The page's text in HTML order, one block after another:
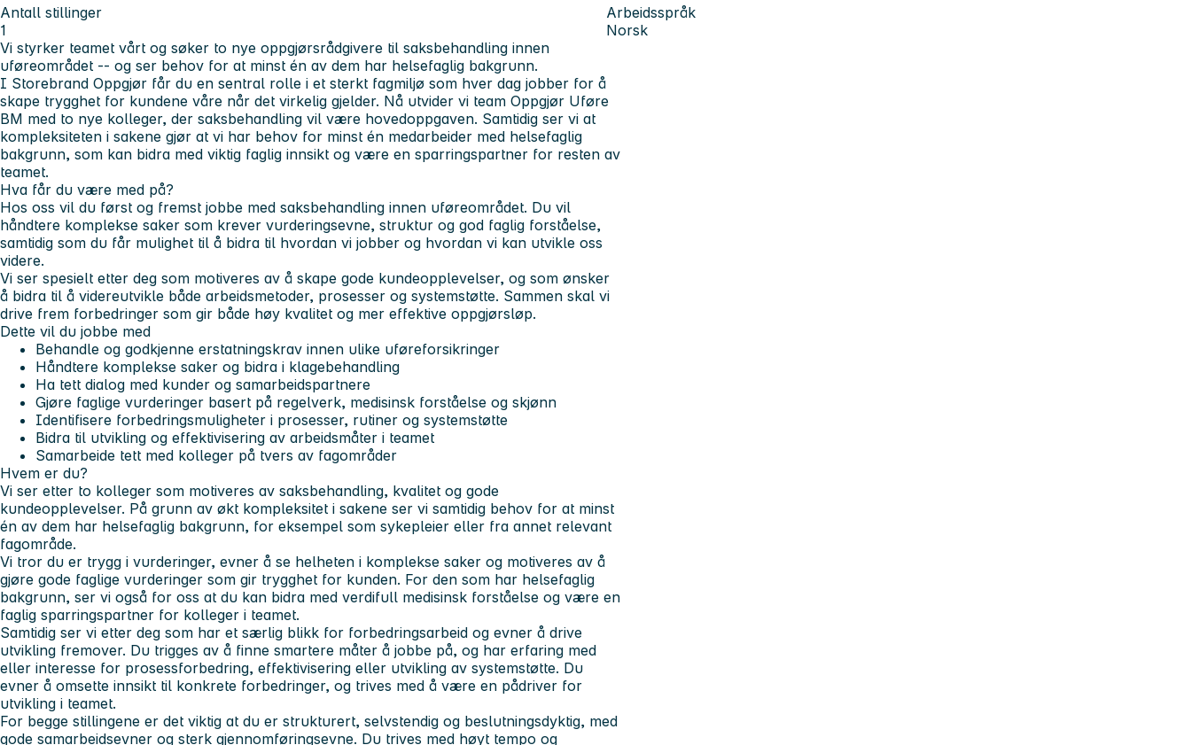
Antall stillinger
1
Arbeidsspråk
Norsk
Vi styrker teamet vårt og søker to nye oppgjørsrådgivere til saksbehandling innen
uføreområdet -- og ser behov for at minst én av dem har helsefaglig bakgrunn.
I Storebrand Oppgjør får du en sentral rolle i et sterkt fagmiljø som hver dag jobber for å
skape trygghet for kundene våre når det virkelig gjelder. Nå utvider vi team Oppgjør Uføre
BM med to nye kolleger, der saksbehandling vil være hovedoppgaven. Samtidig ser vi at
kompleksiteten i sakene gjør at vi har behov for minst én medarbeider med helsefaglig
bakgrunn, som kan bidra med viktig faglig innsikt og være en sparringspartner for resten av
teamet.
Hva får du være med på?
Hos oss vil du først og fremst jobbe med saksbehandling innen uføreområdet. Du vil
håndtere komplekse saker som krever vurderingsevne, struktur og god faglig forståelse,
samtidig som du får mulighet til å bidra til hvordan vi jobber og hvordan vi kan utvikle oss
videre.
Vi ser spesielt etter deg som motiveres av å skape gode kundeopplevelser, og som ønsker
å bidra til å videreutvikle både arbeidsmetoder, prosesser og systemstøtte. Sammen skal vi
drive frem forbedringer som gir både høy kvalitet og mer effektive oppgjørsløp.
Dette vil du jobbe med
Behandle og godkjenne erstatningskrav innen ulike uføreforsikringer
Håndtere komplekse saker og bidra i klagebehandling
Ha tett dialog med kunder og samarbeidspartnere
Gjøre faglige vurderinger basert på regelverk, medisinsk forståelse og skjønn
Identifisere forbedringsmuligheter i prosesser, rutiner og systemstøtte
Bidra til utvikling og effektivisering av arbeidsmåter i teamet
Samarbeide tett med kolleger på tvers av fagområder
Hvem er du?
Vi ser etter to kolleger som motiveres av saksbehandling, kvalitet og gode
kundeopplevelser. På grunn av økt kompleksitet i sakene ser vi samtidig behov for at minst
én av dem har helsefaglig bakgrunn, for eksempel som sykepleier eller fra annet relevant
fagområde.
Vi tror du er trygg i vurderinger, evner å se helheten i komplekse saker og motiveres av å
gjøre gode faglige vurderinger som gir trygghet for kunden. For den som har helsefaglig
bakgrunn, ser vi også for oss at du kan bidra med verdifull medisinsk forståelse og være en
faglig sparringspartner for kolleger i teamet.
Samtidig ser vi etter deg som har et særlig blikk for forbedringsarbeid og evner å drive
utvikling fremover. Du trigges av å finne smartere måter å jobbe på, og har erfaring med
eller interesse for prosessforbedring, effektivisering eller utvikling av systemstøtte. Du
evner å omsette innsikt til konkrete forbedringer, og trives med å være en pådriver for
utvikling i teamet.
For begge stillingene er det viktig at du er strukturert, selvstendig og beslutningsdyktig, med
gode samarbeidsevner og sterk gjennomføringsevne. Du trives med høyt tempo og